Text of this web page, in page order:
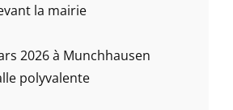
la mairie
2026 à Munchhausen
polyvalente